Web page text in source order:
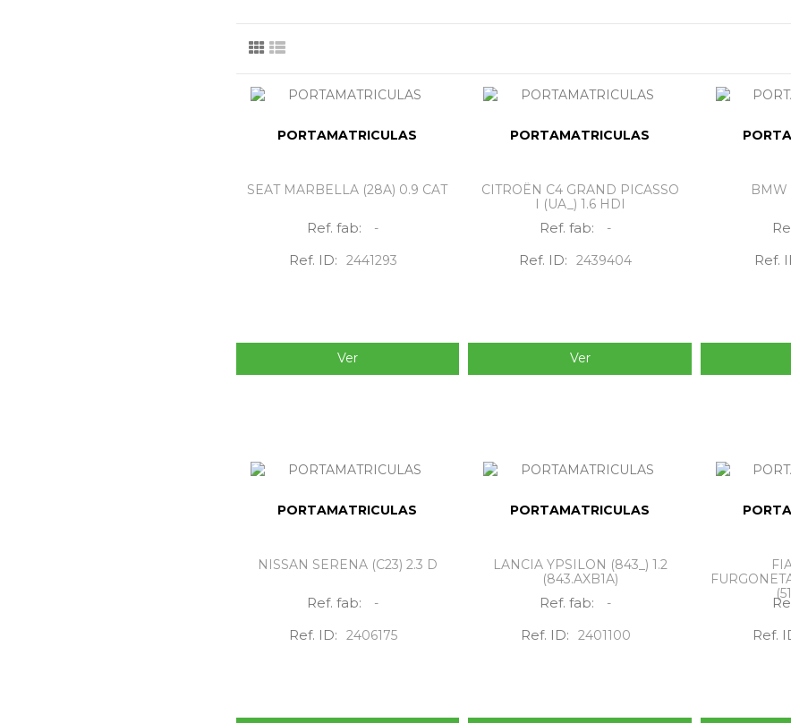
PORTAMATRICULAS
SEAT MARBELLA (28A) 0.9 CAT
Ref. fab: -
Ref. ID: 2441293
Ver
PORTAMATRICULAS
CITROËN C4 GRAND PICASSO
I (UA_) 1.6 HDI
Ref. fab: -
Ref. ID: 2439404
Ver
BMW
Ref.
PORTAMATRICULAS
NISSAN SERENA (C23) 2.3 D
Ref. fab: -
Ref. ID: 2406175
PORTAMATRICULAS
LANCIA YPSILON (843_) 1.2
(843.AXB1A)
Ref. fab: -
Ref. ID: 2401100 Ref.